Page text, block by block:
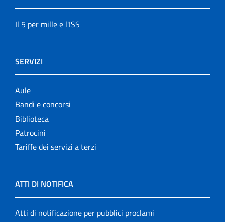
Il 5 per mille e l'ISS
SERVIZI
Aule
Bandi e concorsi
Biblioteca
Patrocini
Tariffe dei servizi a terzi
ATTI DI NOTIFICA
Atti di notificazione per pubblici proclami